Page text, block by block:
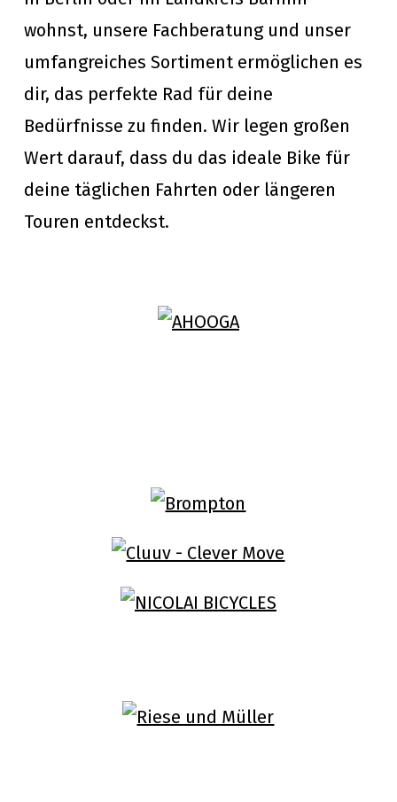
wohnst, unsere Fachberatung und unser
umfangreiches Sortiment ermöglichen es
dir, das perfekte Rad für deine
Bedürfnisse zu finden. Wir legen großen
Wert darauf, dass du das ideale Bike für
deine täglichen Fahrten oder längeren
Touren entdeckst.